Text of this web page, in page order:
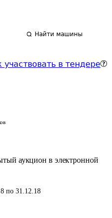
Найти машины
участвовать в тендере
аукцион в электронной
по 31.12.18